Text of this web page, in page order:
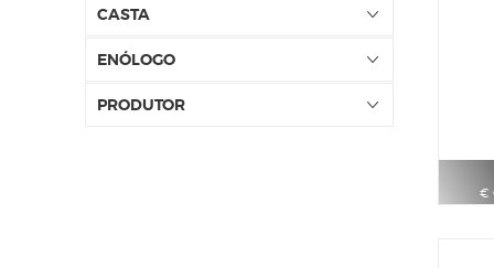
CASTA
ENÓLOGO
PRODUTOR
€